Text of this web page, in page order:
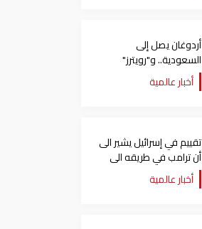
أردوغان يصل إلى
السعودية.. و"رويترز"
تكشف تفاصيل الاتفاق
المرتقب
أخبار عالمية
تقييم في إسرائيل يشير الى
أن ترامب في طريقه الى
إبرام اتفاق مع إيران
أخبار عالمية